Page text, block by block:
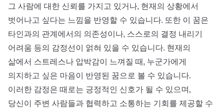
그 사람에 대한 신뢰를 가지고 있거나, 현재의 상황에서
벗어나고 싶다는 느낌을 반영할 수 있습니다. 또한 이 꿈은
타인과의 관계에서의 의존성이나, 스스로의 결정 내리기
어려움 등의 감정선이 얽혀 있을 수 있습니다. 현재의
삶에서 스트레스나 압박감이 느껴질 때, 누군가에게
의지하고 싶은 마음이 반영된 꿈으로 볼 수 있습니다.
이러한 감정은 때로는 긍정적인 신호가 될 수 있으며,
당신이 주변 사람들과 협력하고 소통하는 기회를 제공할 수